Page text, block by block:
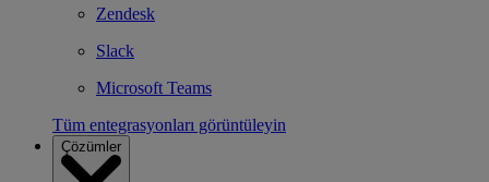
Zendesk
Slack
Microsoft Teams
Tüm entegrasyonları görüntüleyin
Çözümler